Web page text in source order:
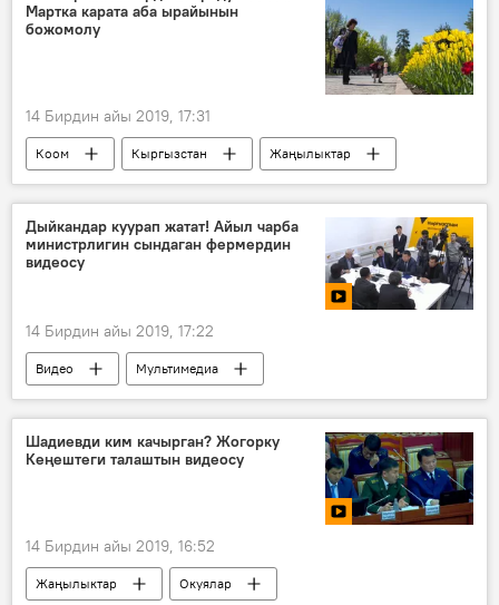
"Биз - ата-энебиз" социалдык долбоору
Мартка карата аба ырайынын
божомолу
14 Бирдин айы 2019, 17:31
Коом Кыргызстан
Жаңылыктар
март
аба ырайы
Дыйкандар куурап жатат! Айыл чарба
министрлигин сындаган фермердин
видеосу
14 Бирдин айы 2019, 17:22
Видео
Мультимедиа
Жаңылыктар
Коом
Кыргызстан
Айыл чарба жана мелиорация министрлиги
Манас Саматов
Картошка
сын
Шадиевди ким качырган? Жогорку
Кеңештеги талаштын видеосу
14 Бирдин айы 2019, 16:52
Жаңылыктар
Окуялар